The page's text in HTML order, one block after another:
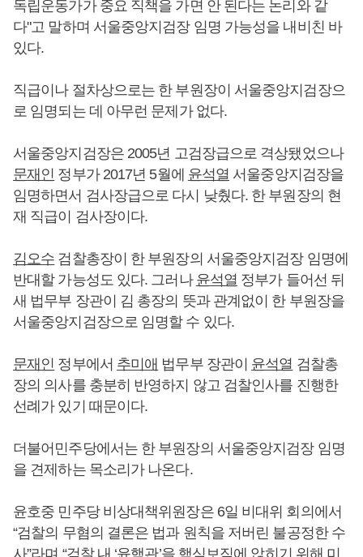
독립운동가가 중요 직책을 가면 안 된다는 논리와 같
다"고 말하며 서울중앙지검장 임명 가능성을 내비친 바
있다.
직급이나 절차상으로는 한 부원장이 서울중앙지검장으
로 임명되는 데 아무런 문제가 없다.
서울중앙지검장은 2005년 고검장급으로 격상됐었으나
문재인 정부가 2017년 5월에 윤석열 서울중앙지검장을
임명하면서 검사장급으로 다시 낮췄다. 한 부원장의 현
재 직급이 검사장이다.
김오수 검찰총장이 한 부원장의 서울중앙지검장 임명에
반대할 가능성도 있다. 그러나 윤석열 정부가 들어선 뒤
새 법무부 장관이 김 총장의 뜻과 관계없이 한 부원장을
서울중앙지검장으로 임명할 수 있다.
문재인 정부에서 추미애 법무부 장관이 윤석열 검찰총
장의 의사를 충분히 반영하지 않고 검찰인사를 진행한
선례가 있기 때문이다.
더불어민주당에서는 한 부원장의 서울중앙지검장 임명
을 견제하는 목소리가 나온다.
윤호중 민주당 비상대책위원장은 6일 비대위 회의에서
“검찰의 무혐의 결론은 법과 원칙을 저버린 불공정한 수